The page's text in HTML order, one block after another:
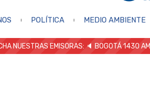
POLÍTICA MEDIO AMBIENTE
NUESTRAS EMISORAS: 🔈 BOGOTÁ 1430 AM